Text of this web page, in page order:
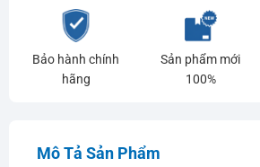
900.000₫.
Bảo hành chính
hãng
Sản phẩm mới
100%
Mô Tả Sản Phẩm